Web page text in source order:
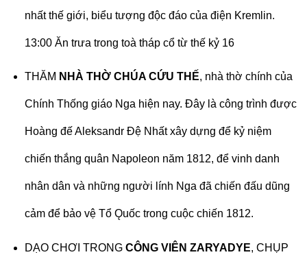
nhất thế giới, biểu tượng độc đáo của điện Kremlin.
13:00 Ăn trưa trong toà tháp cổ từ thế kỷ 16
THĂM NHÀ THỜ CHÚA CỨU THẾ, nhà thờ chính của
Chính Thống giáo Nga hiện nay. Đây là công trình được
Hoàng đế Aleksandr Đệ Nhất xây dựng để kỷ niệm
chiến thắng quân Napoleon năm 1812, để vinh danh
nhân dân và những người lính Nga đã chiến đấu dũng
cảm để bảo vệ Tổ Ǫuốc trong cuộc chiến 1812.
DẠO CHƠI TRONG CÔNG VIÊN ZARYADYE, CHỤP